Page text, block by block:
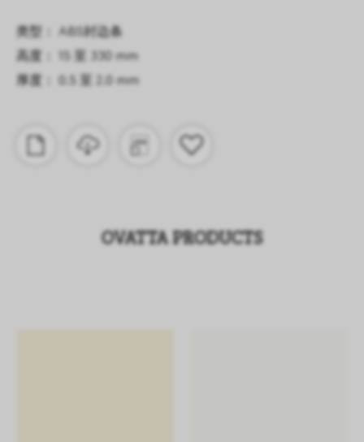
类型： ABS封边条
高度： 15 至 330 mm
厚度： 0.5 至 2.0 mm
OVATTA PRODUCTS